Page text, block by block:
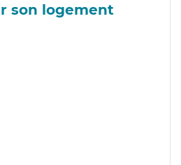
son logement